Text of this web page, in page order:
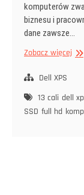
komputerów
biznesu i
dane zawsze…
Zobacz więcej Dell
13
Dell XPS
13 cali dell
SSD full hd